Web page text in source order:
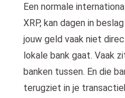
Een normale
XRP, kan dagen in
jouw geld vaak niet
lokale bank gaat. Vaak
banken tussen. En die
terugziet in je